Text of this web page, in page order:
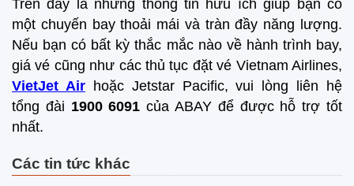
Trên đây là những thông tin hữu ích giúp bạn có
một chuyến bay thoải mái và tràn đầy năng lượng.
Nếu bạn có bất kỳ thắc mắc nào về hành trình bay,
giá vé cũng như các thủ tục đặt vé Vietnam Airlines,
VietJet Airhoặc Jetstar Pacific, vui lòng liên hệ
tổng đài 1900 6091 của ABAY để được hỗ trợ tốt
nhất.
Các tin tức khác